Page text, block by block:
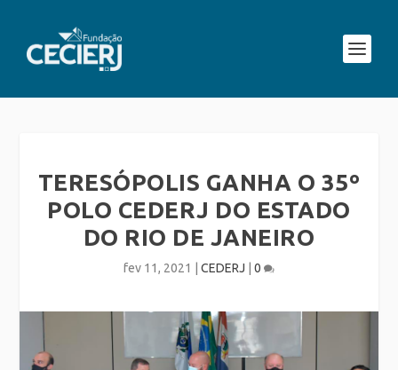
TERESÓPOLIS GANHA O 35º
POLO CEDERJ DO ESTADO
DO RIO DE JANEIRO
fev 11, 2021 CEDERJ 0